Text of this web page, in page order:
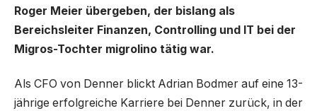
Roger Meier übergeben, der bislang als
Bereichsleiter Finanzen, Controlling und IT bei der
Migros-Tochter migrolino tätig war.
Als CFO von Denner blickt Adrian Bodmer auf eine 13-
jährige erfolgreiche Karriere bei Denner zurück, in der